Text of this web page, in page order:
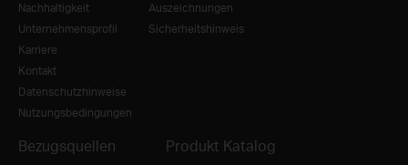
Nachhaltigkeit
Unternehmensprofil
Karriere
Kontakt
Datenschutzhinweise
Nutzungsbedingungen
Auszeichnungen
Sicherheitshinweis
Bezugsquellen Produkt Katalog